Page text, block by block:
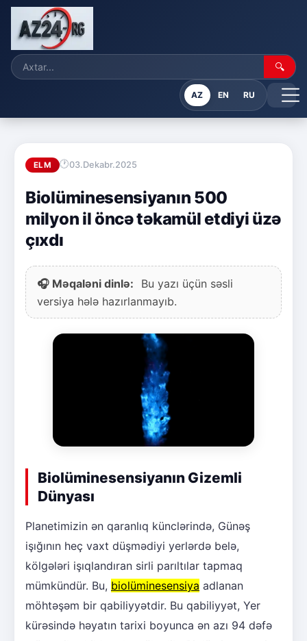
🔍
AZ EN RU
ELM 03.Dekabr.2025
Biolüminesensiyanın 500
milyon il öncə təkamül etdiyi üzə
çıxdı
🎧 Məqaləni dinlə:
Bu yazı üçün səsli
versiya hələ hazırlanmayıb.
Biolüminesensiyanın Gizemli
Dünyası
Planetimizin ən qaranlıq künclərində, Günəş
işığının heç vaxt düşmədiyi yerlərdə belə,
kölgələri işıqlandıran sirli parıltılar tapmaq
mümkündür. Bu, biolüminesensiya adlanan
möhtəşəm bir qabiliyyətdir. Bu qabiliyyət, Yer
kürəsində həyatın tarixi boyunca ən azı 94 dəfə